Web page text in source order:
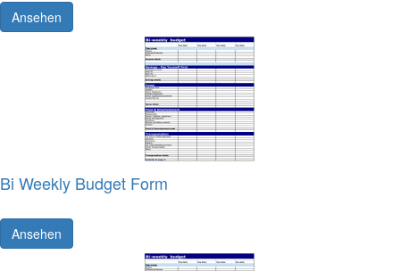
Ansehen
Bi Weekly Budget Form
Ansehen